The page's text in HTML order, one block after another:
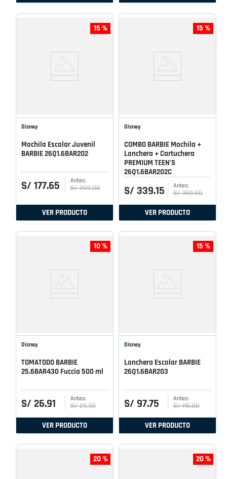
15 %
Disney
Mochila Escolar Juvenil
BARBIE 26Q1.6BAR202
S/ 177.65 S/ 209.00
VER PRODUCTO
15 %
Disney
COMBO BARBIE Mochila +
Lonchera + Cartuchera
PREMIUM TEEN'S
26Q1.6BAR202C
S/ 339.15 S/ 399.00
VER PRODUCTO
10 %
Disney
TOMATODO BARBIE
25.6BAR430 Fuccia 500 ml
S/ 26.91 S/ 29.90
VER PRODUCTO
15 %
Disney
Lonchera Escolar BARBIE
26Q1.6BAR203
S/ 97.75 S/ 115.00
VER PRODUCTO
20 % 20 %